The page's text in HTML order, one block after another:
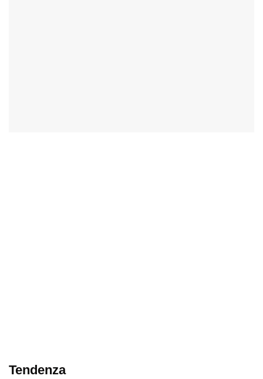
Tendenza